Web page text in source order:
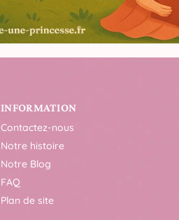
INFORMATION
Contactez-nous
Notre histoire
Notre Blog
FAQ
Plan de site